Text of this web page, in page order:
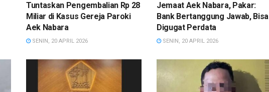
Tuntaskan Pengembalian Rp 28
Miliar di Kasus Gereja Paroki
Aek Nabara
SENIN, 20 APRIL 2026
Jemaat Aek Nabara, Pakar:
Bank Bertanggung Jawab, Bisa
Digugat Perdata
SENIN, 20 APRIL 2026